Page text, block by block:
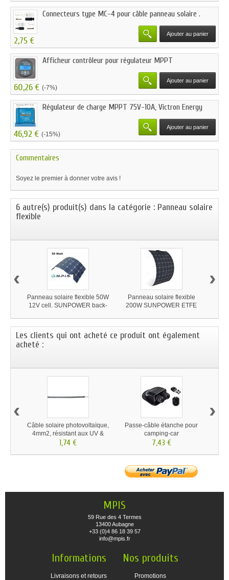
Connecteurs type MC-4 pour câble panneau solaire .
2,75 €
Ajouter au panier
Afficheur contrôleur pour régulateur MPPT
60,26 € (-7%)
Ajouter au panier
Régulateur de charge MPPT 75V-10A, Victron Energy
46,92 € (-15%)
Ajouter au panier
Commentaires
Soyez le premier à donner votre avis !
6 autre(s) produit(s) dans la catégorie : Panneau solaire
flexible
Panneau solaire flexible 50W
12V cell. SUNPOWER back-
Panneau solaire flexible
200W SUNPOWER ETFE
‹ ›
Les clients qui ont acheté ce produit ont également
acheté :
Câble solaire photovoltaïque,
4mm2, résistant aux UV &
intempéries
1,74 €
Passe-câble étanche pour
camping-car
7,43 €
‹ ›
MPIS
59 Rue des 4 Termes
13400 Aubagne
+33 (0)4 86 18 39 57
info@mpis.fr
Informations
Livraisons et retours
Nos produits
Promotions